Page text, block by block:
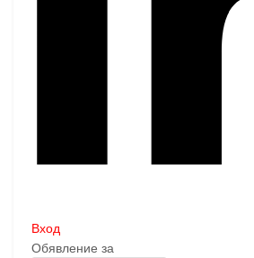
Вход
Обявление за